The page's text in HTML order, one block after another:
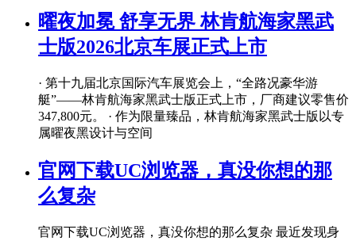
曜夜加冕 舒享无界 林肯航海家黑武
士版2026北京车展正式上市
· 第十九届北京国际汽车展览会上，“全路况豪华游
艇”——林肯航海家黑武士版正式上市，厂商建议零售价
347,800元。 · 作为限量臻品，林肯航海家黑武士版以专
属曜夜黑设计与空间
官网下载UC浏览器，真没你想的那
么复杂
官网下载UC浏览器，真没你想的那么复杂 最近发现身